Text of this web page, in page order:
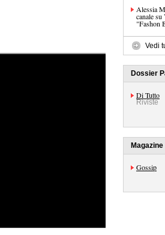
Alessia
canale su
"Fashon
Vedi
Dossier
Di Tutto
Riviste
Magazine
Gossip